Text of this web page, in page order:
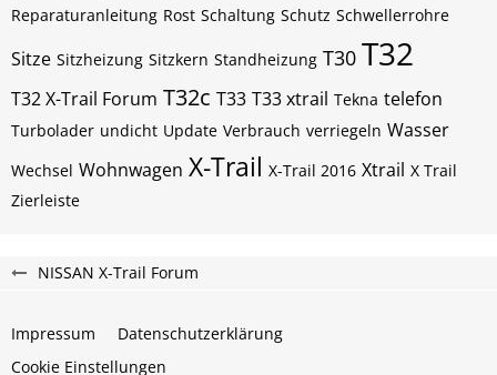
Reparaturanleitung Rost Schaltung Schutz Schwellerrohre
Sitze Sitzheizung Sitzkern Standheizung T30 T32
T32 X-Trail Forum T32c T33 T33 xtrail Tekna telefon
Turbolader undicht Update Verbrauch verriegeln Wasser
Wechsel Wohnwagen X-Trail X-Trail 2016 Xtrail X Trail
Zierleiste
NISSAN X-Trail Forum
Impressum
Datenschutzerklärung
Cookie Einstellungen